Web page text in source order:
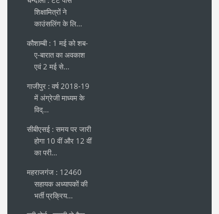
शिक्षामित्रों ने
काउंसलिंग के लि...
कौशाम्बी : 1 मई को शब-
ए-बारात का अवकाश
एवं 2 मई से...
गाजीपुर : वर्ष 2018-19
में अंग्रेजी माध्यम के
विद्...
सीबीएसई : समय पर जारी
होगा 10 वीं और 12 वीं
का परी...
महराजगंज : 12460
सहायक अध्यापकों की
भर्ती प्रक्रिय...